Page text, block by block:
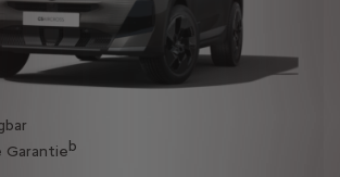
Garantieb